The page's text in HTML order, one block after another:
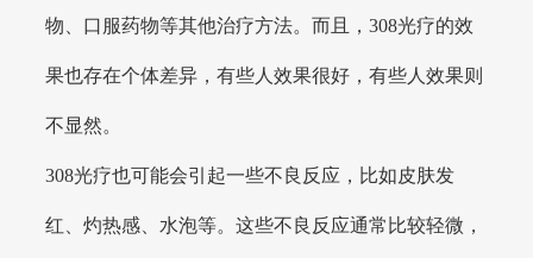
物、口服药物等其他治疗方法。而且，308光疗的效
果也存在个体差异，有些人效果很好，有些人效果则
不显然。
308光疗也可能会引起一些不良反应，比如皮肤发
红、灼热感、水泡等。这些不良反应通常比较轻微，